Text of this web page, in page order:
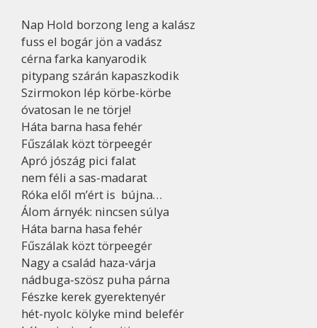
Nap Hold borzong leng a kalász
fuss el bogár jön a vadász
cérna farka kanyarodik
pitypang szárán kapaszkodik
Szirmokon lép körbe-körbe
óvatosan le ne törje!
Háta barna hasa fehér
Fűszálak közt törpeegér
Apró jószág pici falat
nem féli a sas-madarat
Róka elől m’ért is bújna…
Álom árnyék: nincsen súlya
Háta barna hasa fehér
Fűszálak közt törpeegér
Nagy a család haza-várja
nádbuga-szösz puha párna
Fészke kerek gyerektenyér
hét-nyolc kölyke mind belefér